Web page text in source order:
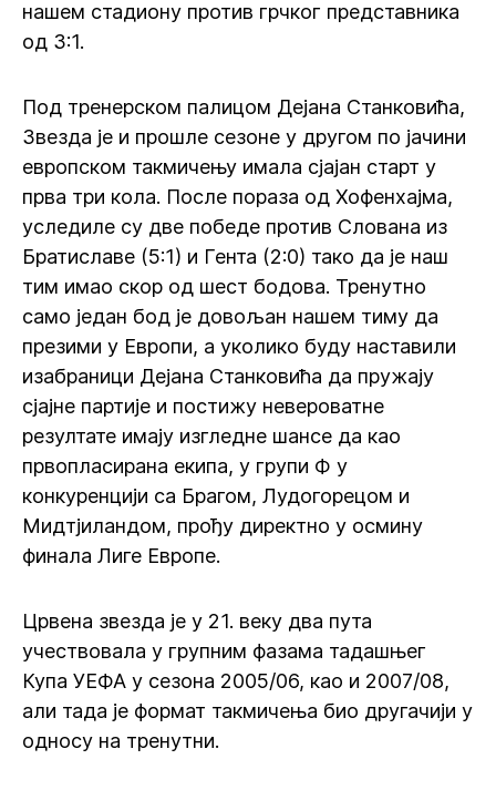
нашем стадиону против грчког представника
од 3:1.
Под тренерском палицом Дејана Станковића,
Звезда је и прошле сезоне у другом по јачини
европском такмичењу имала сјајан старт у
прва три кола. После пораза од Хофенхајма,
уследиле су две победе против Слована из
Братиславе (5:1) и Гента (2:0) тако да је наш
тим имао скор од шест бодова. Тренутно
само један бод је довољан нашем тиму да
презими у Европи, а уколико буду наставили
изабраници Дејана Станковића да пружају
сјајне партије и постижу невероватне
резултате имају изгледне шансе да као
првопласирана екипа, у групи Ф у
конкуренцији са Брагом, Лудогорецом и
Мидтјиландом, прођу директно у осмину
финала Лиге Европе.
Црвена звезда је у 21. веку два пута
учествовала у групним фазама тадашњег
Купа УЕФА у сезона 2005/06, као и 2007/08,
али тада је формат такмичења био другачији у
односу на тренутни.